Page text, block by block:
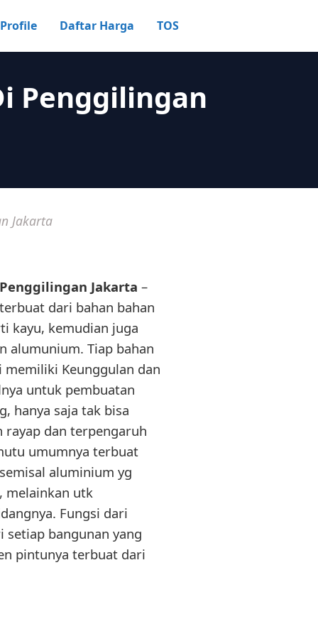
Profile Daftar Harga TOS
Penggilingan
Jakarta
Jakarta –
dari bahan bahan
kayu, kemudian juga
alumunium. Tiap bahan
Keunggulan dan
untuk pembuatan
hanya saja tak bisa
rayap dan terpengaruh
umumnya terbuat
aluminium yg
melainkan utk
Fungsi dari
bangunan yang
pintunya terbuat dari